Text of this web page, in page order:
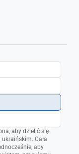
aby dzielić się
Cała
aby